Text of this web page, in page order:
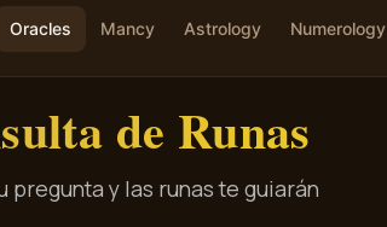
Oracles Mancy Astrology Numerology
de Runas
pregunta y las runas te guiarán